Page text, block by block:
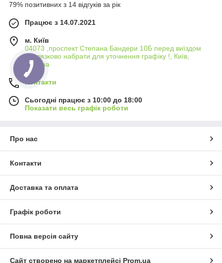
79% позитивних з 14 відгуків за рік
Працює з 14.07.2021
м. Київ
04073 ,проспект Степана Бандери 10Б перед виїздом
обовязково набрати для уточнення графіку !, Київ,
Україна
Контакти
Сьогодні працює з 10:00 до 18:00
Показати весь графік роботи
Про нас
Контакти
Доставка та оплата
Графік роботи
Повна версія сайту
Сайт створено на маркетплейсі Prom.ua